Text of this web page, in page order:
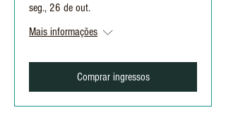
seg., 26 de out.
Mais informações
Comprar ingressos